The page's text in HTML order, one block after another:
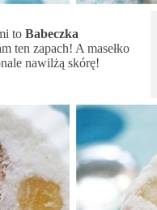
to Babeczka
ten zapach! A masełko
nawilżą skórę!